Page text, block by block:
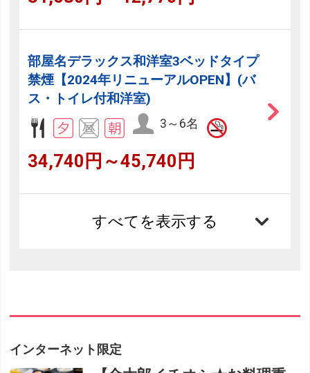
部屋名デラックス和洋室3ベッドタイプ
禁煙【2024年リニューアルOPEN】(バ
ス・トイレ付和洋室)
3～6名
34,740円～45,740円
すべてを表示する
インターネット限定